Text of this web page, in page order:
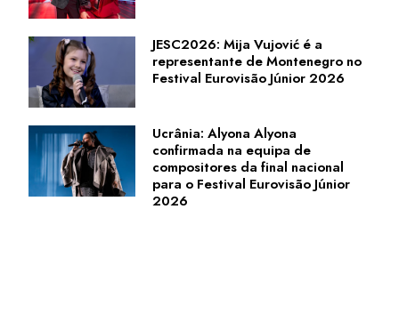
JESC2026: Mija Vujović é a
representante de Montenegro no
Festival Eurovisão Júnior 2026
Ucrânia: Alyona Alyona
confirmada na equipa de
compositores da final nacional
para o Festival Eurovisão Júnior
2026